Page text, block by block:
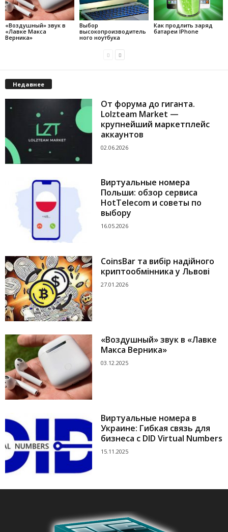
«Воздушный» звук в
«Лавке Макса
Верника»
Выбор
высокопроизводитель
ного ноутбука
Как продлить заряд
батареи IPhone
Недавнее
От форума до гиганта.
Lolzteam Market —
крупнейший маркетплейс
аккаунтов
02.06.2026
Виртуальные номера
Польши: обзор сервиса
HotTelecom и советы по
выбору
16.05.2026
CoinsBar та вибір надійного
криптообмінника у Львові
27.01.2026
«Воздушный» звук в «Лавке
Макса Верника»
03.12.2025
Виртуальные номера в
Украине: Гибкая связь для
бизнеса с DID Virtual Numbers
15.11.2025